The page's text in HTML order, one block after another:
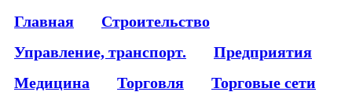
Главная
Строительство
Управление, транспорт.
Предприятия
Медицина
Торговля
Торговые сети